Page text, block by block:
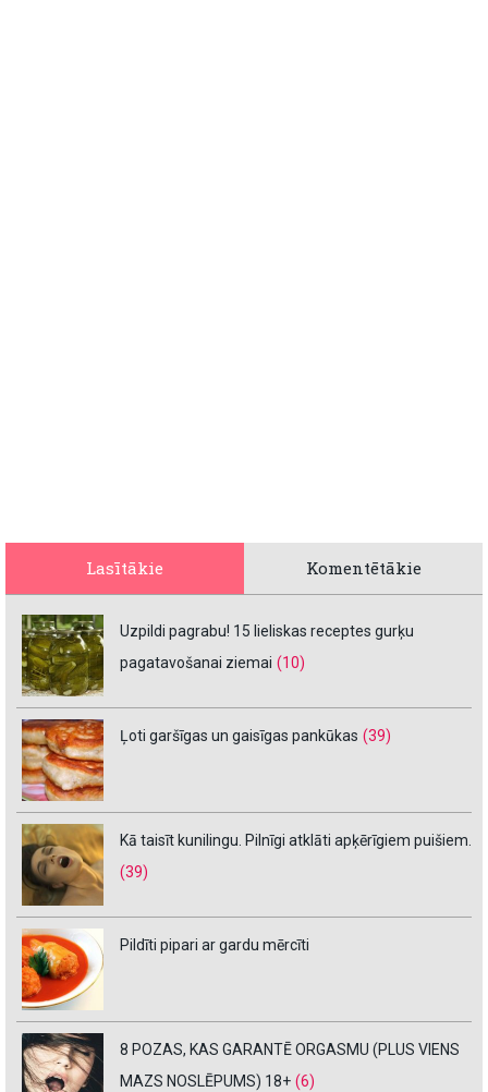
Lasītākie Komentētākie
Uzpildi pagrabu! 15 lieliskas receptes gurķu
pagatavošanai ziemai (10)
Ļoti garšīgas un gaisīgas pankūkas (39)
Kā taisīt kunilingu. Pilnīgi atklāti apķērīgiem puišiem.
(39)
Pildīti pipari ar gardu mērcīti
8 POZAS, KAS GARANTĒ ORGASMU (PLUS VIENS
MAZS NOSLĒPUMS) 18+ (6)